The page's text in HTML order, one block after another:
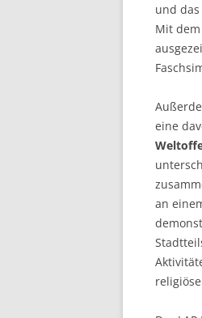
und das
Mit
eine
an